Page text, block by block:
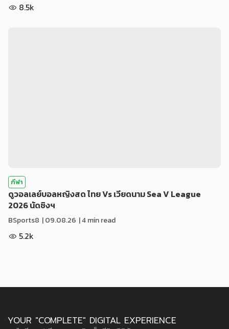
8.5k
กีฬา
ดูวอลเลย์บอลหญิงสด ไทย Vs เวียดนาม Sea V League
2026 นัดชิงฯ
BSports8 |09.08.26 | 4 min read
5.2k
YOUR "COMPLETE" DIGITAL EXPERIENCE